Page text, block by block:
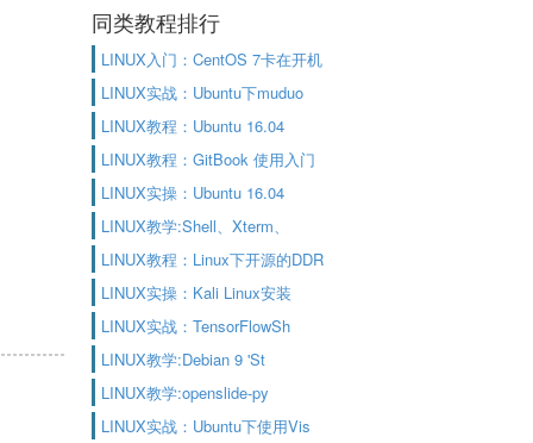
同类教程排行
LINUX入门：CentOS 7卡在开机
LINUX实战：Ubuntu下muduo
LINUX教程：Ubuntu 16.04
LINUX教程：GitBook 使用入门
LINUX实操：Ubuntu 16.04
LINUX教学:Shell、Xterm、
LINUX教程：Linux下开源的DDR
LINUX实操：Kali Linux安装
LINUX实战：TensorFlowSh
LINUX教学:Debian 9 'St
LINUX教学:openslide-py
LINUX实战：Ubuntu下使用Vis